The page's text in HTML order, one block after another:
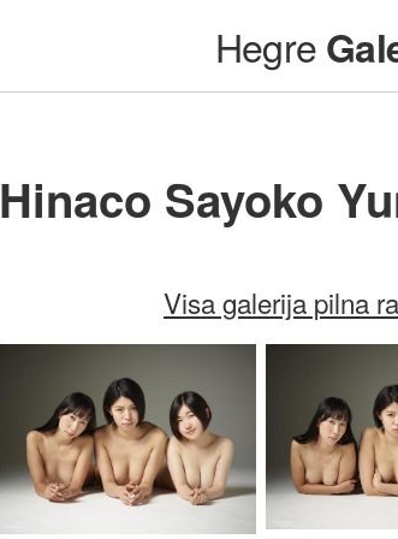
Hegre
Hinaco Sayoko
Visa galerija pilna